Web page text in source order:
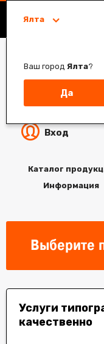
Ялта
Ваш город Ялта?
Да
Вход
Каталог
Информация
Выберите продукцию для печати,
Услуги
качественно